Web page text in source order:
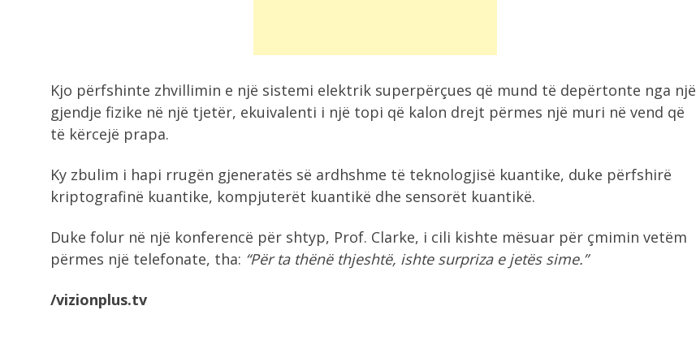
Kjo përfshinte zhvillimin e një sistemi elektrik superpërçues që mund të depërtonte nga një
gjendje fizike në një tjetër, ekuivalenti i një topi që kalon drejt përmes një muri në vend që
të kërcejë prapa.
Ky zbulim i hapi rrugën gjeneratës së ardhshme të teknologjisë kuantike, duke përfshirë
kriptografinë kuantike, kompjuterët kuantikë dhe sensorët kuantikë.
Duke folur në një konferencë për shtyp, Prof. Clarke, i cili kishte mësuar për çmimin vetëm
përmes një telefonate, tha: “Për ta thënë thjeshtë, ishte surpriza e jetës sime.”
/vizionplus.tv